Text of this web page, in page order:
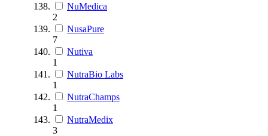
NuMedica
2
NusaPure
7
Nutiva
1
NutraBio Labs
1
NutraChamps
1
NutraMedix
3